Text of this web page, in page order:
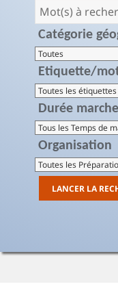
Catégorie
Etiquette/
Durée marche
Organisation